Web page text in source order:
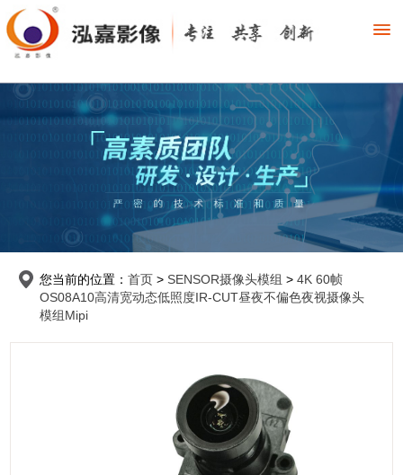
您当前的位置： 首页 > SENSOR摄像头模组 > 4K 60帧
OS08A10高清宽动态低照度IR-CUT昼夜不偏色夜视摄像头
模组Mipi